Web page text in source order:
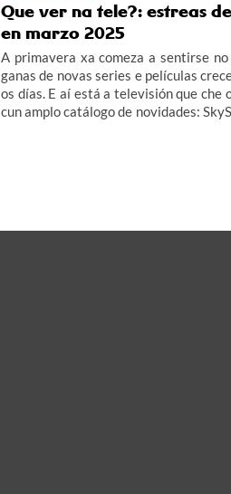
Que ver na tele?: estreas
en marzo 2025
A primavera xa comeza a sentirse
ganas de novas series e películas
os días. E aí está a televisión que che
cun amplo catálogo de novidades: